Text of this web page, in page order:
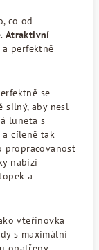
co od
Atraktivní
perfektně
se
silný, aby nesl
luneta s
a cíleně tak
propracovanost
nabízí
a
vteřinovka
s maximální